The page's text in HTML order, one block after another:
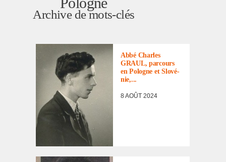
Archive de mots-clés
DE FORCE FACE
À LEUR
DESTIN
TÉMOIGNAGES
Abbé Charles
GRAUL, parcours
en Pologne et Slové­
nie,...
8 AOÛT 2024
LISTE DES NON
RENTRÉS